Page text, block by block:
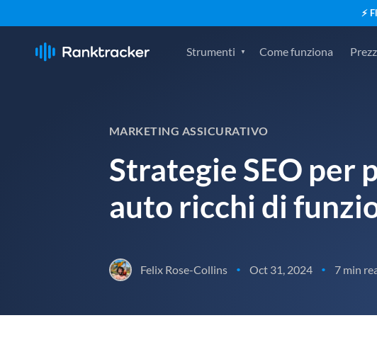
⚡
Strumenti Come funziona
MARKETING ASSICURATIVO
Strategie SEO per
auto ricchi di
Felix Rose-Collins • Oct 31, 2024 • 7 min